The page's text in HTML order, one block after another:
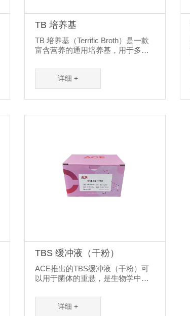
TB 培养基
TB 培养基（Terrific Broth）是一款
富含营养的通用培养基，用于多种
试剂。TB培养基主要由胰蛋白胨、
酵母提取物、氯化钠、甘油、磷酸
盐等组成，其胰蛋白胨和酵母提取
物的浓度比常规LB培养基高。
详细 +
TBS 缓冲液（干粉）
ACE推出的TBS缓冲液（干粉）可
以用于菌体的重悬，是生物学中常
1L的ddH2O，搅拌均匀后，可配制
成1×的TBS缓冲液。
详细 +